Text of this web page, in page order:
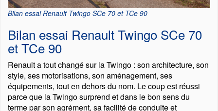
Bilan essai Renault Twingo SCe 70 et TCe 90
Bilan essai Renault Twingo SCe 70
et TCe 90
Renault a tout changé sur la Twingo : son architecture, son
style, ses motorisations, son aménagement, ses
équipements, tout en dehors du nom. Le coup est réussi
parce que la Twingo surprend et dans le bon sens du
terme par son agrément, sa facilité de conduite et